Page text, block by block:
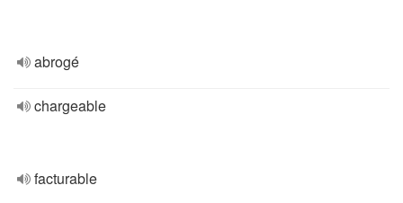
abrogé
chargeable
facturable